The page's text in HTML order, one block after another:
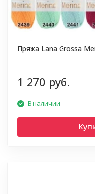
Пряжа Lana Grossa
1 270 руб.
В наличии